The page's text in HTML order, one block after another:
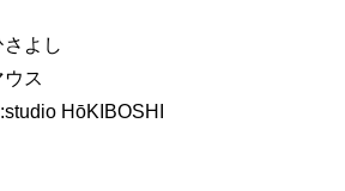
よし
ス
HōKIBOSHI